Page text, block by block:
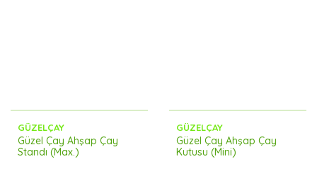
GÜZELÇAY
Güzel Çay Ahşap Çay
Standı (Max.)
GÜZELÇAY
Güzel Çay Ahşap Çay
Kutusu (Mini)